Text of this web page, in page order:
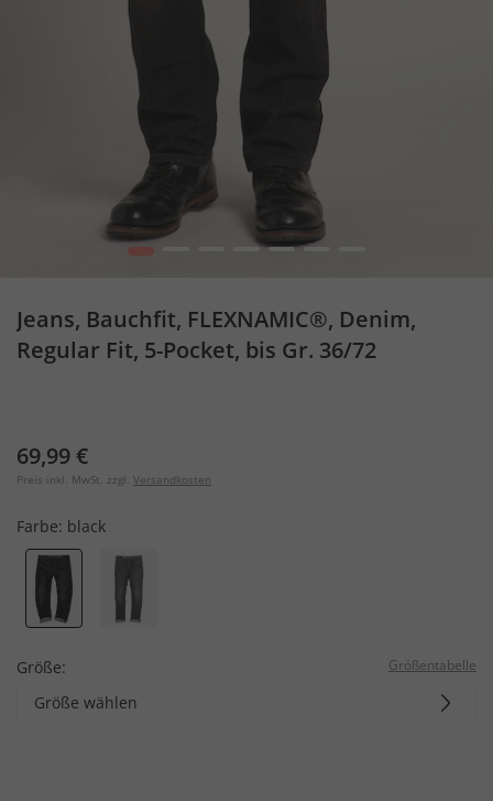
Jeans, Bauchfit, FLEXNAMIC®, Denim,
Regular Fit, 5-Pocket, bis Gr. 36/72
69,99 €
Preis inkl. MwSt. zzgl. Versandkosten
Farbe: black
Größe: Größentabelle
Größe wählen